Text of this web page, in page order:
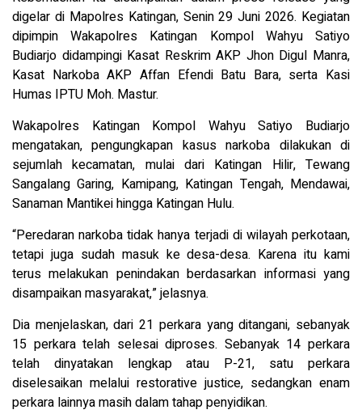
digelar di Mapolres Katingan, Senin 29 Juni 2026. Kegiatan
dipimpin Wakapolres Katingan Kompol Wahyu Satiyo
Budiarjo didampingi Kasat Reskrim AKP Jhon Digul Manra,
Kasat Narkoba AKP Affan Efendi Batu Bara, serta Kasi
Humas IPTU Moh. Mastur.
Wakapolres Katingan Kompol Wahyu Satiyo Budiarjo
mengatakan, pengungkapan kasus narkoba dilakukan di
sejumlah kecamatan, mulai dari Katingan Hilir, Tewang
Sangalang Garing, Kamipang, Katingan Tengah, Mendawai,
Sanaman Mantikei hingga Katingan Hulu.
“Peredaran narkoba tidak hanya terjadi di wilayah perkotaan,
tetapi juga sudah masuk ke desa-desa. Karena itu kami
terus melakukan penindakan berdasarkan informasi yang
disampaikan masyarakat,” jelasnya.
Dia menjelaskan, dari 21 perkara yang ditangani, sebanyak
15 perkara telah selesai diproses. Sebanyak 14 perkara
telah dinyatakan lengkap atau P-21, satu perkara
diselesaikan melalui restorative justice, sedangkan enam
perkara lainnya masih dalam tahap penyidikan.